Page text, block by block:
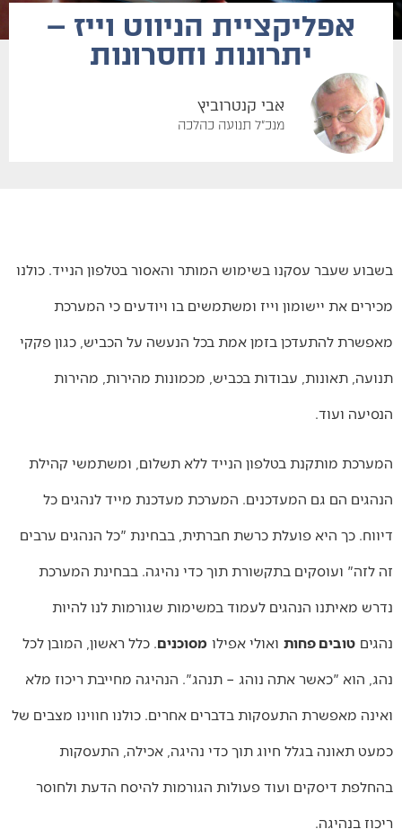
אפליקציית הניווט וייז –
יתרונות וחסרונות
אבי קנטרוביץ
מנכ"ל תנועה כהלכה
בשבוע שעבר עסקנו בשימוש המותר והאסור בטלפון הנייד. כולנו
מכירים את יישומון וייז ומשתמשים בו ויודעים כי המערכת
מאפשרת להתעדכן בזמן אמת בכל הנעשה על הכביש, כגון פקקי
תנועה, תאונות, עבודות בכביש, מכמונות מהירות, מהירות
הנסיעה ועוד.
המערכת מותקנת בטלפון הנייד ללא תשלום, ומשתמשי קהילת
הנהגים הם גם המעדכנים. המערכת מעדכנת מייד לנהגים כל
דיווח. כך היא פועלת כרשת חברתית, בבחינת "כל הנהגים ערבים
זה לזה" ועוסקים בתקשורת תוך כדי נהיגה. בבחינת המערכת
נדרש מאיתנו הנהגים לעמוד במשימות שגורמות לנו להיות
נהגים טובים פחות ואולי אפילו מסוכנים . כלל ראשון, המובן לכל
נהג, הוא "כאשר אתה נוהג – תנהג". הנהיגה מחייבת ריכוז מלא
ואינה מאפשרת התעסקות בדברים אחרים. כולנו חווינו מצבים של
כמעט תאונה בגלל חיוג תוך כדי נהיגה, אכילה, התעסקות
בהחלפת דיסקים ועוד פעולות הגורמות להיסח הדעת ולחוסר
ריכוז בנהיגה.